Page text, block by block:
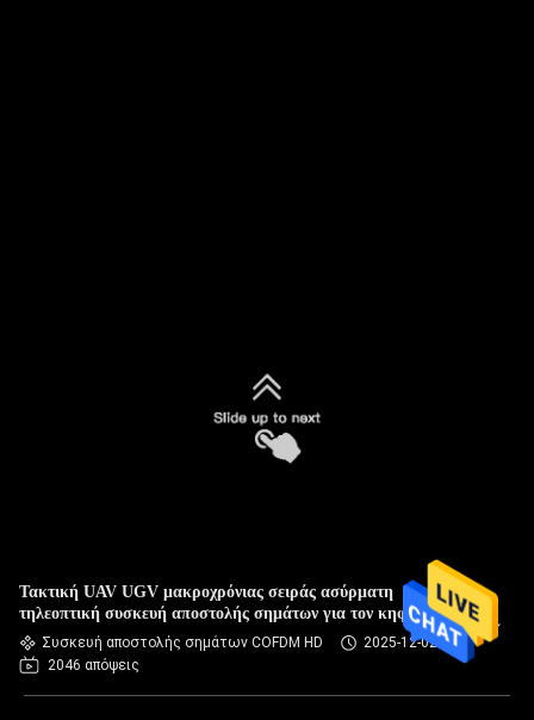
Τακτική UAV UGV μακροχρόνιας σειράς ασύρματη
τηλεοπτική συσκευή αποστολής σημάτων για τον κηφήνα
Συσκευή αποστολής σημάτων COFDM HD
2025-12-02
2046 απόψεις